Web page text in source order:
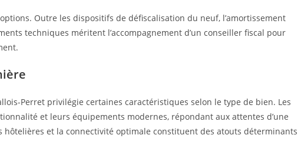
Outre les dispositifs de défiscalisation du neuf, l’amortissement
techniques méritent l’accompagnement d’un conseiller fiscal pour
Perret privilégie certaines caractéristiques selon le type de bien. Les
et leurs équipements modernes, répondant aux attentes d’une
hôtelières et la connectivité optimale constituent des atouts déterminants